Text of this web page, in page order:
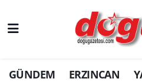
GÜNDEM ERZINCAN
ERZINCAN
GÜNDEM